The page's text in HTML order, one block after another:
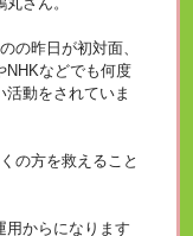
の昨日が初対面、
NHKなどでも何度
動をされていま
の方を救えること
用からになります